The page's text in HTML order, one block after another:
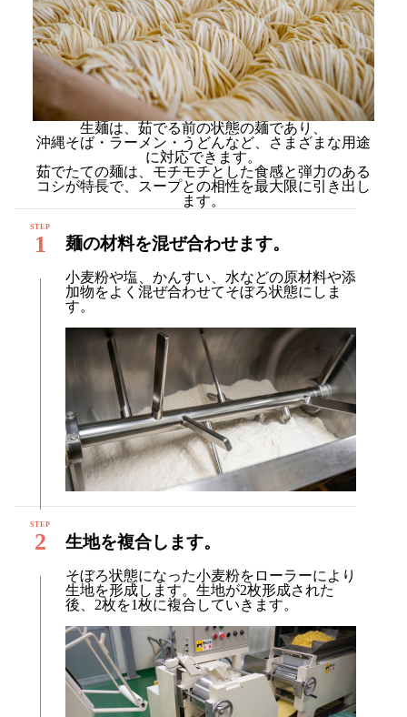
生麺は、茹でる前の状態の麺であり、
沖縄そば・ラーメン・うどんなど、さまざまな用途
に対応できます。
茹でたての麺は、モチモチとした食感と弾力のある
コシが特長で、スープとの相性を最大限に引き出し
ます。
1 麺の材料を混ぜ合わせます。
小麦粉や塩、かんすい、水などの原材料や添
加物をよく混ぜ合わせてそぼろ状態にしま
す。
2 生地を複合します。
そぼろ状態になった小麦粉をローラーにより
生地を形成します。生地が2枚形成された
後、2枚を1枚に複合していきます。